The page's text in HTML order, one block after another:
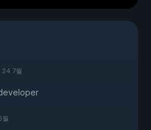
24 7월
월